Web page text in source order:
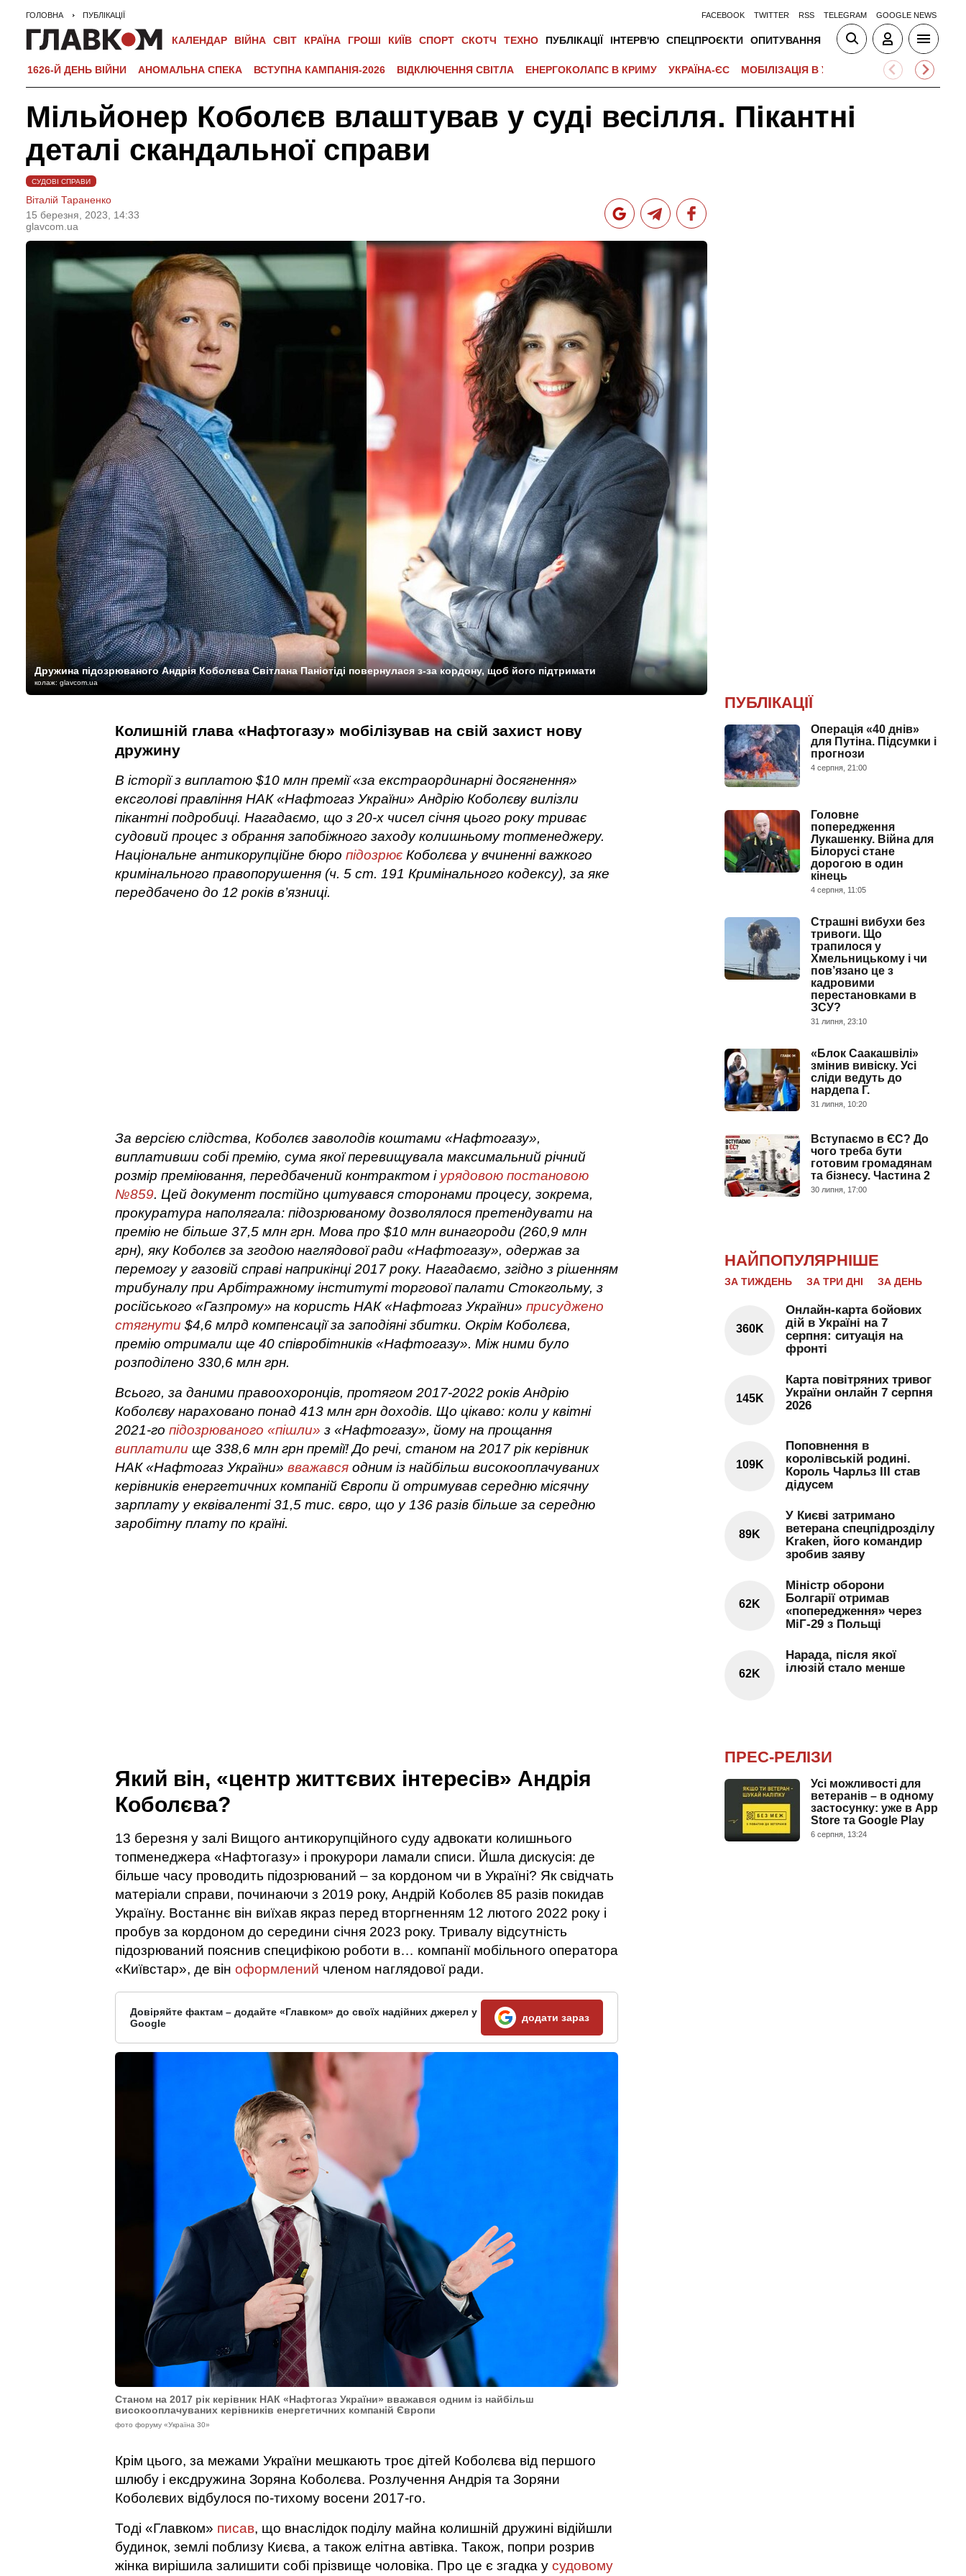
ГОЛОВНА ПУБЛІКАЦІЇ FACEBOOK TWITTER RSS TELEGRAM GOOGLE NEWS
КАЛЕНДАР ВІЙНА СВІТ КРАЇНА ГРОШІ КИЇВ СПОРТ СКОТЧ ТЕХНО ПУБЛІКАЦІЇ ІНТЕРВ'Ю СПЕЦПРОЄКТИ ОПИТУВАННЯ
1626-Й ДЕНЬ ВІЙНИ АНОМАЛЬНА СПЕКА ВСТУПНА КАМПАНІЯ-2026 ВІДКЛЮЧЕННЯ СВІТЛА ЕНЕРГОКОЛАПС В КРИМУ УКРАЇНА-ЄС МОБІЛІЗАЦІЯ В УКРАЇНІ ВІЙНА НА
Мільйонер Коболєв влаштував у суді весілля. Пікантні
деталі скандальної справи
СУДОВІ СПРАВИ
Віталій Тараненко
15 березня, 2023, 14:33
glavcom.ua
Дружина підозрюваного Андрія Коболєва Світлана Паніотіді повернулася з-за кордону, щоб його підтримати
колаж: glavcom.ua
Колишній глава «Нафтогазу» мобілізував на свій захист нову
дружину
В історії з виплатою $10 млн премії «за екстраординарні досягнення»
ексголові правління НАК «Нафтогаз України» Андрію Коболєву вилізли
пікантні подробиці. Нагадаємо, що з 20-х чисел січня цього року триває
судовий процес з обрання запобіжного заходу колишньому топменеджеру.
Національне антикорупційне бюро підозрює Коболєва у вчиненні важкого
кримінального правопорушення (ч. 5 ст. 191 Кримінального кодексу), за яке
передбачено до 12 років в’язниці.
За версією слідства, Коболєв заволодів коштами «Нафтогазу»,
виплативши собі премію, сума якої перевищувала максимальний річний
розмір преміювання, передбачений контрактом і урядовою постановою
№859. Цей документ постійно цитувався сторонами процесу, зокрема,
прокуратура наполягала: підозрюваному дозволялося претендувати на
премію не більше 37,5 млн грн. Мова про $10 млн винагороди (260,9 млн
грн), яку Коболєв за згодою наглядової ради «Нафтогазу», одержав за
перемогу у газовій справі наприкінці 2017 року. Нагадаємо, згідно з рішенням
трибуналу при Арбітражному інституті торгової палати Стокгольму, з
російського «Газпрому» на користь НАК «Нафтогаз України» присуджено
стягнути $4,6 млрд компенсації за заподіяні збитки. Окрім Коболєва,
премію отримали ще 40 співробітників «Нафтогазу». Між ними було
розподілено 330,6 млн грн.
Всього, за даними правоохоронців, протягом 2017-2022 років Андрію
Коболєву нараховано понад 413 млн грн доходів. Що цікаво: коли у квітні
2021-го підозрюваного «пішли» з «Нафтогазу», йому на прощання
виплатили ще 338,6 млн грн премії! До речі, станом на 2017 рік керівник
НАК «Нафтогаз України» вважався одним із найбільш високооплачуваних
керівників енергетичних компаній Європи й отримував середню місячну
зарплату у еквіваленті 31,5 тис. євро, що у 136 разів більше за середню
заробітну плату по країні.
Який він, «центр життєвих інтересів» Андрія
Коболєва?
13 березня у залі Вищого антикорупційного суду адвокати колишнього
топменеджера «Нафтогазу» і прокурори ламали списи. Йшла дискусія: де
більше часу проводить підозрюваний – за кордоном чи в Україні? Як свідчать
матеріали справи, починаючи з 2019 року, Андрій Коболєв 85 разів покидав
Україну. Востаннє він виїхав якраз перед вторгненням 12 лютого 2022 року і
пробув за кордоном до середини січня 2023 року. Тривалу відсутність
підозрюваний пояснив специфікою роботи в… компанії мобільного оператора
«Київстар», де він оформлений членом наглядової ради.
Довіряйте фактам – додайте «Главком» до своїх надійних джерел у
Google
додати зараз
Станом на 2017 рік керівник НАК «Нафтогаз України» вважався одним із найбільш
високооплачуваних керівників енергетичних компаній Європи
фото форуму «Україна 30»
Крім цього, за межами України мешкають троє дітей Коболєва від першого
шлюбу і ексдружина Зоряна Коболєва. Розлучення Андрія та Зоряни
Коболєвих відбулося по-тихому восени 2017-го.
Тоді «Главком» писав, що внаслідок поділу майна колишній дружині відійшли
будинок, землі поблизу Києва, а також елітна автівка. Також, попри розрив
жінка вирішила залишити собі прізвище чоловіка. Про це є згадка у судовому
ПУБЛІКАЦІЇ
Операція «40 днів»
для Путіна. Підсумки і
прогнози
4 серпня, 21:00
Головне
попередження
Лукашенку. Війна для
Білорусі стане
дорогою в один
кінець
4 серпня, 11:05
Страшні вибухи без
тривоги. Що
трапилося у
Хмельницькому і чи
пов’язано це з
кадровими
перестановками в
ЗСУ?
31 липня, 23:10
«Блок Саакашвілі»
змінив вивіску. Усі
сліди ведуть до
нардепа Г.
31 липня, 10:20
Вступаємо в ЄС? До
чого треба бути
готовим громадянам
та бізнесу. Частина 2
30 липня, 17:00
НАЙПОПУЛЯРНІШЕ
ЗА ТИЖДЕНЬ ЗА ТРИ ДНІ ЗА ДЕНЬ
360K
Онлайн-карта бойових
дій в Україні на 7
серпня: ситуація на
фронті
145K
Карта повітряних тривог
України онлайн 7 серпня
2026
109K
Поповнення в
королівській родині.
Король Чарльз III став
дідусем
89K
У Києві затримано
ветерана спецпідрозділу
Kraken, його командир
зробив заяву
62K
Міністр оборони
Болгарії отримав
«попередження» через
МіГ-29 з Польщі
62K
Нарада, після якої
ілюзій стало менше
ПРЕС-РЕЛІЗИ
Усі можливості для
ветеранів – в одному
застосунку: уже в App
Store та Google Play
6 серпня, 13:24